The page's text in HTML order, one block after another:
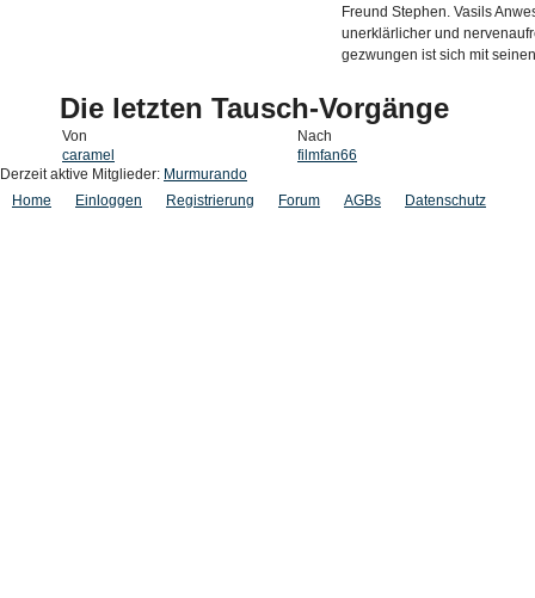
Freund Stephen. Vasils
unerklärlicher und
gezwungen ist sich mit
Die letzten Tausch-Vorgänge
Von
Nach
caramel
filmfan66
Derzeit aktive Mitglieder: Murmurando
Home
Einloggen Registrierung Forum AGBs Datenschutz